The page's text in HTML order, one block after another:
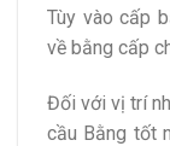
Tùy vào cấp
về bằng cấp
Đối với vị trí
cầu Bằng tốt